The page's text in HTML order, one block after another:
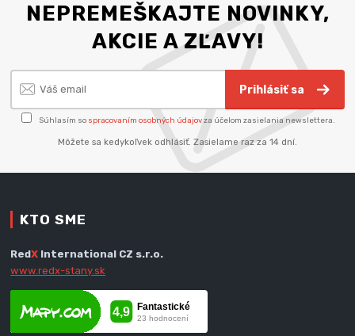
NEPREMEŠKAJTE NOVINKY,
AKCIE A ZĽAVY!
Prihlásiť sa
Súhlasím so spracovaním osobných údajovza účelom zasielania newslettera.
Môžete sa kedykoľvek odhlásiť. Zasielame raz za 14 dní.
KTO SME
RedX International CZ s.r.o.
www.redx-stany.sk